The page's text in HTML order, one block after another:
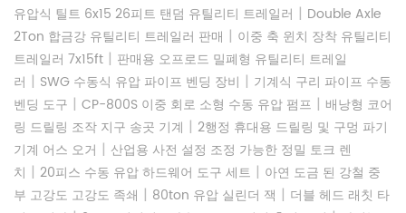
유압식 틸트 6x15 26피트 탠덤 유틸리티 트레일러 | Double Axle
2Ton 합금강 유틸리티 트레일러 판매 | 이중 축 윈치 장착 유틸리티
트레일러 7x15ft | 판매용 오프로드 밀폐형 유틸리티 트레일
러 | SWG 수동식 유압 파이프 벤딩 장비 | 기계식 구리 파이프 수동
벤딩 도구 | CP-800S 이중 회로 소형 수동 유압 펌프 | 배낭형 코어
링 드릴링 조작 지구 송곳 기계 | 2행정 휴대용 드릴링 및 구멍 파기
기계 어스 오거 | 산업용 사전 설정 조정 가능한 정밀 토크 렌
치 | 20피스 수동 유압 하드웨어 도구 세트 | 아연 도금 된 강철 중
부 고강도 고강도 족쇄 | 80ton 유압 실린더 잭 | 더블 헤드 래칫 타